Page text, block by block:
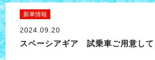
新車情報
2024.09.20
スペーシアギア 試乗車ご用意して